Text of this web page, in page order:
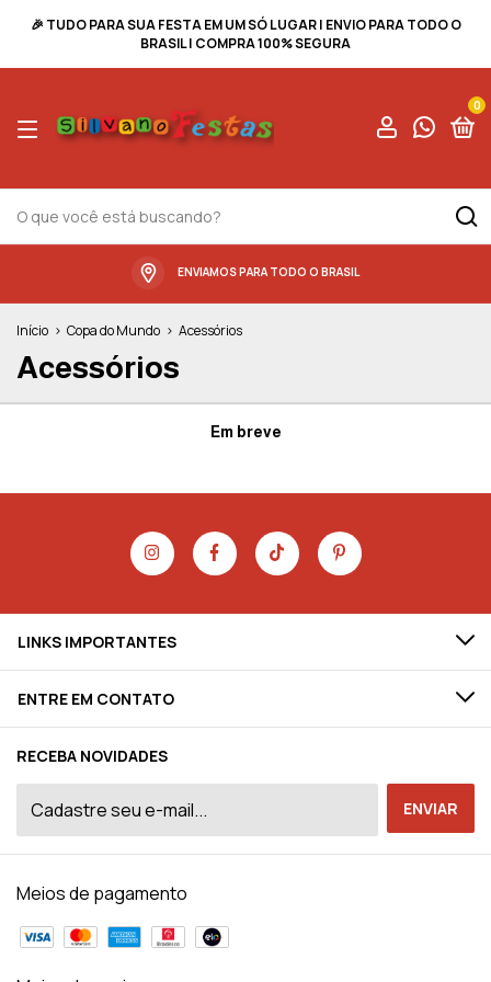
🎉 TUDO PARA SUA FESTA EM UM SÓ LUGAR | ENVIO PARA TODO O
BRASIL | COMPRA 100% SEGURA
0
ENVIAMOS PARA TODO O BRASIL
Início > Copa do Mundo > Acessórios
Acessórios
Em breve
LINKS IMPORTANTES
ENTRE EM CONTATO
RECEBA NOVIDADES
Meios de pagamento